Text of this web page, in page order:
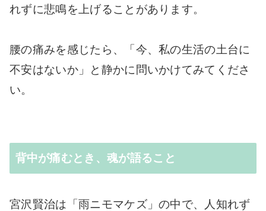
れずに悲鳴を上げることがあります。
腰の痛みを感じたら、「今、私の生活の土台に
不安はないか」と静かに問いかけてみてくださ
い。
背中が痛むとき、魂が語ること
宮沢賢治は「雨ニモマケズ」の中で、人知れず